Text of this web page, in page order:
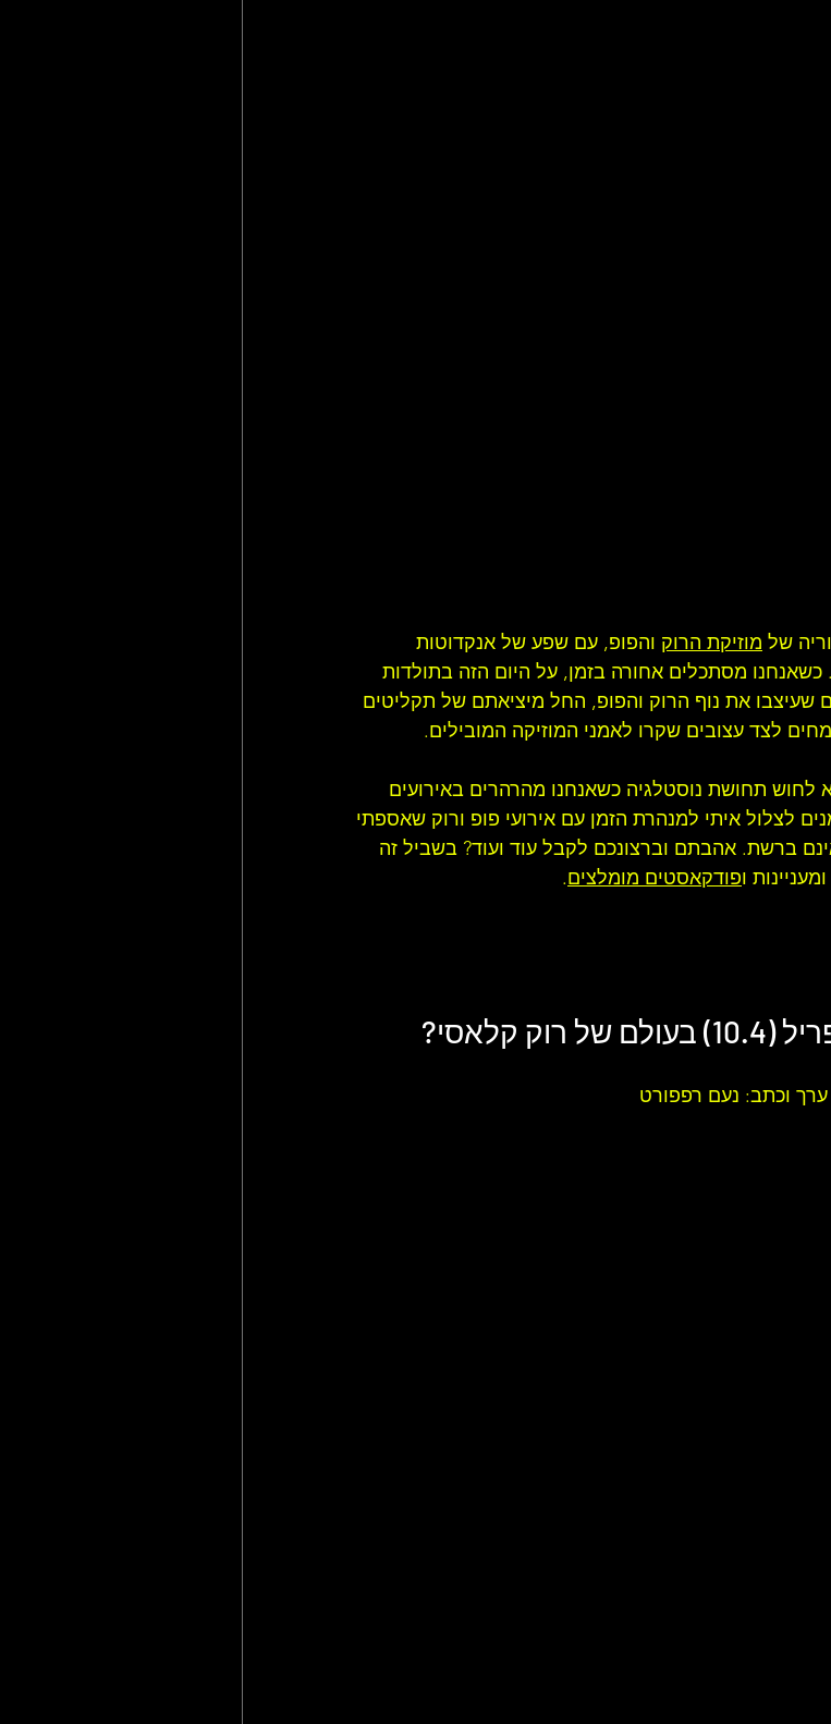
של מוזיקת הרוק והפופ, עם שפע של אנקדוטות
מסתכלים אחורה בזמן, על היום הזה בתולדות
שעיצבו את נוף הרוק והפופ, החל מיציאתם של תקליטים
לצד עצובים שקרו לאמני המוזיקה המובילים.
לחוש תחושת נוסטלגיה כשאנחנו מהרהרים באירועים
לצלול איתי למנהרת הזמן עם אירועי פופ ורוק שאספתי
ברשת. אהבתם וברצונכם לקבל עוד ועוד? בשביל זה
ופודקאסטים מומלצים.
רוק קלאסי?
וכתב: נעם רפפורט